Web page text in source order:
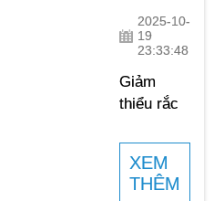
bột cho
mọi loại
Với máy
móc bền
của chúng
tôi...
2025-10-
19
23:33:48
Giảm
thiểu rắc
máy đóng
gói bột tự
động.
XEM
THÊM